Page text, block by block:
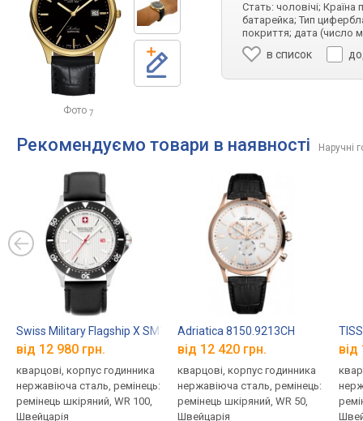
Фото 7
Стать: чоловічі;
батарейка; Тип
покриття; дата (число
в список
Рекомендуємо товари в наявності Наручні
Swiss Military Flagship X SMWGB2100605
від 12 980 грн.
кварцові, корпус годинника
нержавіюча сталь, ремінець:
ремінець шкіряний, WR 100,
Швейцарія
Adriatica 8150.9213CH
від 12 420 грн.
кварцові, корпус годинника
нержавіюча сталь, ремінець:
ремінець шкіряний, WR 50,
Швейцарія
від